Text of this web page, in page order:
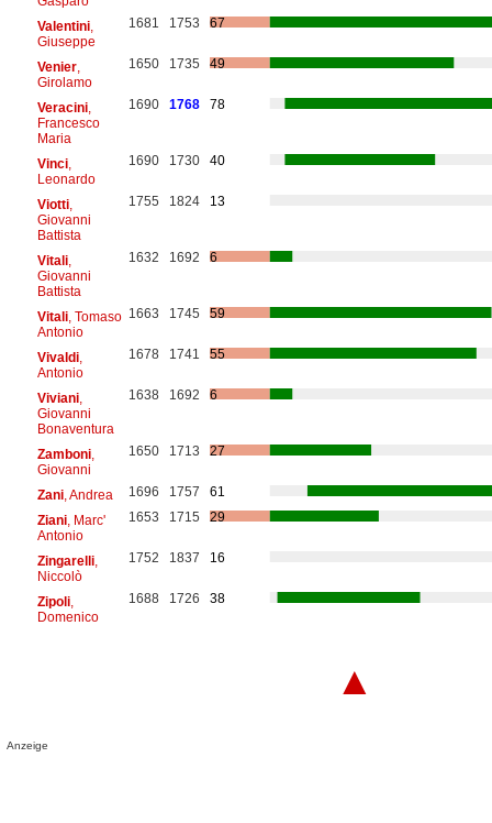
Valentini,
Giuseppe
1681 1753 67
Venier,
Girolamo
1650 1735 49
Veracini,
Francesco
Maria
1690 1768 78
Vinci,
Leonardo
1690 1730 40
Viotti,
Giovanni
Battista
1755 1824 13
Vitali,
Giovanni
Battista
1632 1692 6
Vitali, Tomaso
Antonio
1663 1745 59
Vivaldi,
Antonio
1678 1741 55
Viviani,
Giovanni
Bonaventura
1638 1692 6
Zamboni,
Giovanni
1650 1713 27
Zani, Andrea 1696 1757
61
Ziani, Marc'
Antonio
1653 1715 29
Zingarelli,
Niccolò
1752 1837 16
Zipoli,
Domenico
1688 1726 38
▲
Anzeige